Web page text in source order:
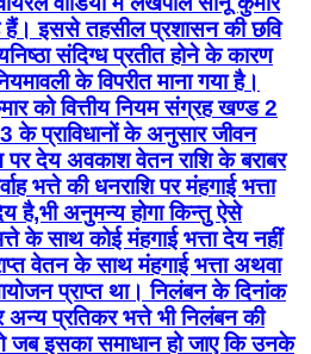
हैं। इससे तहसील प्रशासन की छवि
संदिग्ध प्रतीत होने के कारण
के विपरीत माना गया है।
को वित्तीय नियम संग्रह खण्ड 2
प्राविधानों के अनुसार जीवन
पर देय अवकाश वेतन राशि के बराबर
भत्ते की धनराशि पर मंहगाई भत्ता
है,भी अनुमन्य होगा किन्तु ऐसे
के साथ कोई मंहगाई भत्ता देय नहीं
वेतन के साथ मंहगाई भत्ता अथवा
प्राप्त था। निलंबन के दिनांक
प्रतिकर भत्ते भी निलंबन की
जब इसका समाधान हो जाए कि उनके